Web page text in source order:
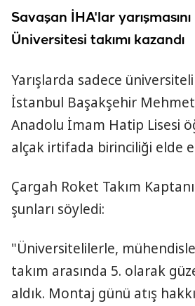
y
V
i
d
e
Savaşan İHA'lar
Üniversitesi takımı kazandı
Yarışlarda sadece
İstanbul Başakşehir
Anadolu İmam Hatip Lisesi
alçak irtifada birinciliği elde
Çargah Roket Takım Kaptanı
şunları söyledi:
"Üniversitelilerle,
takım arasında 5. olarak
aldık. Montaj günü atış